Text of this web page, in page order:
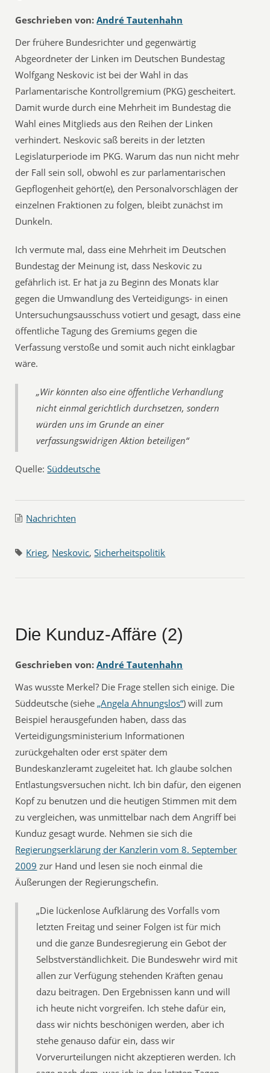
Geschrieben von: André Tautenhahn
Der frühere Bundesrichter und gegenwärtig
Abgeordneter der Linken im Deutschen Bundestag
Wolfgang Neskovic ist bei der Wahl in das
Parlamentarische Kontrollgremium (PKG) gescheitert.
Damit wurde durch eine Mehrheit im Bundestag die
Wahl eines Mitglieds aus den Reihen der Linken
verhindert. Neskovic saß bereits in der letzten
Legislaturperiode im PKG. Warum das nun nicht mehr
der Fall sein soll, obwohl es zur parlamentarischen
Gepflogenheit gehört(e), den Personalvorschlägen der
einzelnen Fraktionen zu folgen, bleibt zunächst im
Dunkeln.
Ich vermute mal, dass eine Mehrheit im Deutschen
Bundestag der Meinung ist, dass Neskovic zu
gefährlich ist. Er hat ja zu Beginn des Monats klar
gegen die Umwandlung des Verteidigungs- in einen
Untersuchungsausschuss votiert und gesagt, dass eine
öffentliche Tagung des Gremiums gegen die
Verfassung verstoße und somit auch nicht einklagbar
wäre.
„Wir könnten also eine öffentliche Verhandlung
nicht einmal gerichtlich durchsetzen, sondern
würden uns im Grunde an einer
verfassungswidrigen Aktion beteiligen“
Quelle:Süddeutsche
Nachrichten
Krieg, Neskovic,Sicherheitspolitik
Die Kunduz-Affäre (2)
Geschrieben von: André Tautenhahn
Was wusste Merkel? Die Frage stellen sich einige. Die
Süddeutsche (siehe„Angela Ahnungslos“) will zum
Beispiel herausgefunden haben, dass das
Verteidigungsministerium Informationen
zurückgehalten oder erst später dem
Bundeskanzleramt zugeleitet hat. Ich glaube solchen
Entlastungsversuchen nicht. Ich bin dafür, den eigenen
Kopf zu benutzen und die heutigen Stimmen mit dem
zu vergleichen, was unmittelbar nach dem Angriff bei
Kunduz gesagt wurde. Nehmen sie sich die
Regierungserklärung der Kanzlerin vom 8. September
2009 zur Hand und lesen sie noch einmal die
Äußerungen der Regierungschefin.
„Die lückenlose Aufklärung des Vorfalls vom
letzten Freitag und seiner Folgen ist für mich
und die ganze Bundesregierung ein Gebot der
Selbstverständlichkeit. Die Bundeswehr wird mit
allen zur Verfügung stehenden Kräften genau
dazu beitragen. Den Ergebnissen kann und will
ich heute nicht vorgreifen. Ich stehe dafür ein,
dass wir nichts beschönigen werden, aber ich
stehe genauso dafür ein, dass wir
Vorverurteilungen nicht akzeptieren werden. Ich